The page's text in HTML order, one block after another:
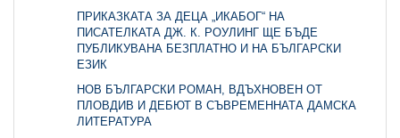
ПРИКАЗКАТА ЗА ДЕЦА „ИКАБОГ“ НА
ПИСАТЕЛКАТА ДЖ. К. РОУЛИНГ ЩЕ БЪДЕ
ПУБЛИКУВАНА БЕЗПЛАТНО И НА БЪЛГАРСКИ
ЕЗИК
НОВ БЪЛГАРСКИ РОМАН, ВДЪХНОВЕН ОТ
ПЛОВДИВ И ДЕБЮТ В СЪВРЕМЕННАТА ДАМСКА
ЛИТЕРАТУРА